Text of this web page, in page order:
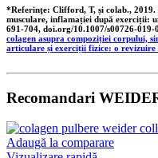
*Referinţe: Clifford, T, și colab., 2019.
musculare, inflamației după exerciții:
691-704, doi.org/10.1007/s00726-019-
colagen asupra compoziției corpului,
articulare și exerciții fizice: o revizuire
Recomandari
Adaugă la comparare